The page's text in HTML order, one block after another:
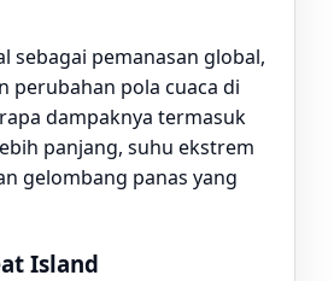
sebagai pemanasan global,
perubahan pola cuaca di
dampaknya termasuk
panjang, suhu ekstrem
gelombang panas yang
Island